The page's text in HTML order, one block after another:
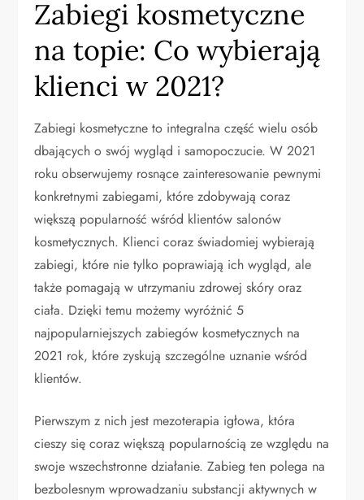
Zabiegi kosmetyczne
na topie: Co wybierają
klienci w 2021?
Zabiegi kosmetyczne to integralna część wielu osób
dbających o swój wygląd i samopoczucie. W 2021
roku obserwujemy rosnące zainteresowanie pewnymi
konkretnymi zabiegami, które zdobywają coraz
większą popularność wśród klientów salonów
kosmetycznych. Klienci coraz świadomiej wybierają
zabiegi, które nie tylko poprawiają ich wygląd, ale
także pomagają w utrzymaniu zdrowej skóry oraz
ciała. Dzięki temu możemy wyróżnić 5
najpopularniejszych zabiegów kosmetycznych na
2021 rok, które zyskują szczególne uznanie wśród
klientów.
Pierwszym z nich jest mezoterapia igłowa, która
cieszy się coraz większą popularnością ze względu na
swoje wszechstronne działanie. Zabieg ten polega na
bezbolesnym wprowadzaniu substancji aktywnych w